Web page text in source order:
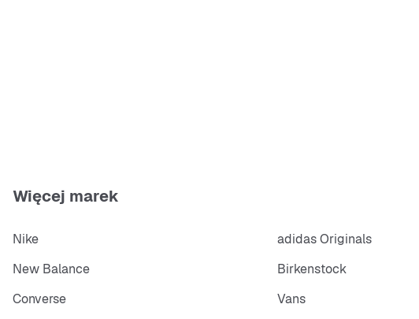
Więcej marek
Nike adidas Originals
New Balance
Birkenstock
Converse
Vans